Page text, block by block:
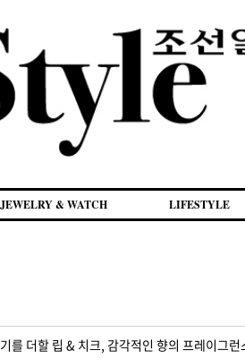
JEWELRY & WATCH LIFESTYLE
를 더할 립 & 치크, 감각적인 향의 프레이그